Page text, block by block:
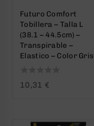
Futuro Comfort
Tobillera – Talla L
(38.1 – 44.5cm) –
Transpirable –
Elastico – Color Gris
010,31 €